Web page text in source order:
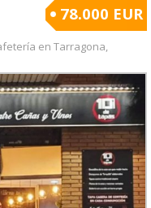
78.000 EUR
en Tarragona,